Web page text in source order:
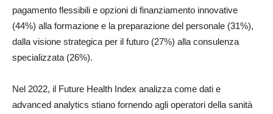
pagamento flessibili e opzioni di finanziamento innovative
(44%) alla formazione e la preparazione del personale (31%),
dalla visione strategica per il futuro (27%) alla consulenza
specializzata (26%).
Nel 2022, il Future Health Index analizza come dati e
advanced analytics stiano fornendo agli operatori della sanità